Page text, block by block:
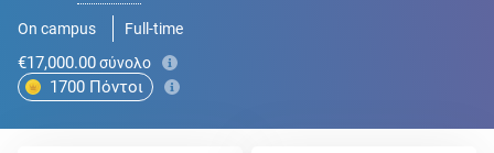
On campus Full-time
€17,000.00σύνολο
1700 Πόντοι